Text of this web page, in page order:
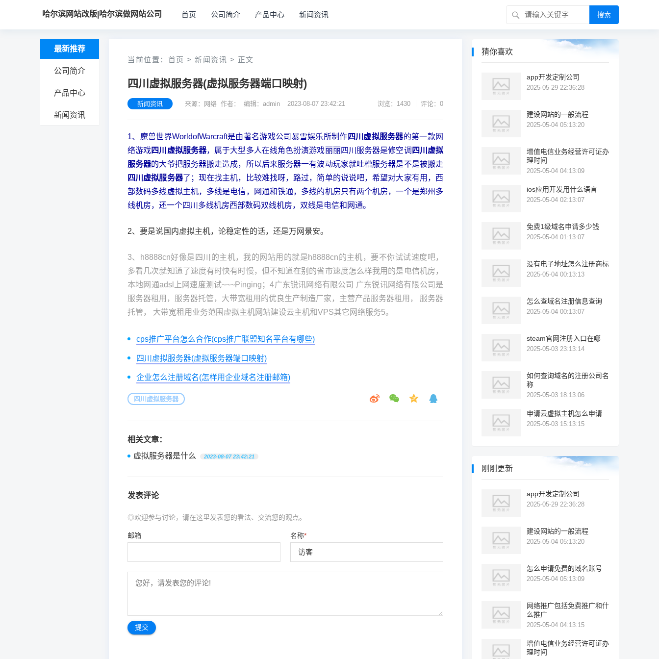
哈尔滨网站改版|哈尔滨做网站公司 首页 公司简介 产品中心 新闻资讯 搜索
最新推荐
公司简介
产品中心
新闻资讯
当前位置： 首页 > 新闻资讯 > 正文
四川虚拟服务器(虚拟服务器端口映射)
新闻资讯 来源：网络 作者： 编辑：admin 2023-08-07 23:42:21 浏览：1430 评论：0
1、魔兽世界WorldofWarcraft是由著名游戏公司暴雪娱乐所制作 四川虚拟服务器的第一款网
络游戏四川虚拟服务器，属于大型多人在线角色扮演游戏丽丽四川服务器是修空调 四川虚拟
服务器的大爷把服务器搬走造成，所以后来服务器一有波动玩家就吐槽服务器是不是被搬走
四川虚拟服务器了；现在找主机，比较难找呀，路过，简单的说说吧，希望对大家有用，西
部数码多线虚拟主机，多线是电信，网通和铁通，多线的机房只有两个机房，一个是郑州多
线机房，还一个四川多线机房西部数码双线机房，双线是电信和网通。
2、要是说国内虚拟主机，论稳定性的话，还是万网景安。
3、h8888cn好像是四川的主机，我的网站用的就是h8888cn的主机，要不你试试速度吧，
多看几次就知道了速度有时快有时慢，但不知道在别的省市速度怎么样我用的是电信机房，
本地网通adsl上网速度测试~~~Pinging；4广东锐讯网络有限公司 广东锐讯网络有限公司是
服务器租用，服务器托管，大带宽租用的优良生产制造厂家，主营产品服务器租用， 服务器
托管， 大带宽租用业务范围虚拟主机网站建设云主机和VPS其它网络服务5。
cps推广平台怎么合作(cps推广联盟知名平台有哪些)
四川虚拟服务器(虚拟服务器端口映射)
企业怎么注册域名(怎样用企业域名注册邮箱)
四川虚拟服务器
相关文章：
虚拟服务器是什么
2023-08-07 23:42:21
发表评论
◎欢迎参与讨论，请在这里发表您的看法、交流您的观点。
名称*
邮箱
猜你喜欢
app开发定制公司
2025-05-29 22:36:28
建设网站的一般流程
2025-05-04 05:13:20
增值电信业务经营许可证办
理时间
2025-05-04 04:13:09
ios应用开发用什么语言
2025-05-04 02:13:07
免费1级域名申请多少钱
2025-05-04 01:13:07
没有电子地址怎么注册商标
2025-05-04 00:13:13
怎么查域名注册信息查询
2025-05-04 00:13:07
steam官网注册入口在哪
2025-05-03 23:13:14
如何查询域名的注册公司名
称
2025-05-03 18:13:06
申请云虚拟主机怎么申请
2025-05-03 15:13:15
刚刚更新
app开发定制公司
2025-05-29 22:36:28
建设网站的一般流程
2025-05-04 05:13:20
怎么申请免费的域名账号
2025-05-04 05:13:09
网络推广包括免费推广和什
么推广
2025-05-04 04:13:15
增值电信业务经营许可证办
理时间